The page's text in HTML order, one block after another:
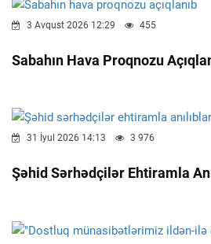
3 Avqust 2026 12:29 455
Sabahın Hava Proqnozu
31 İyul 2026 14:13 3 976
Şəhid Sərhədçilər Ehtiramla